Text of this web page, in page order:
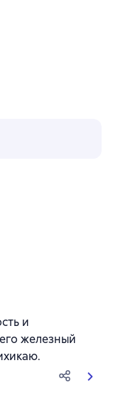
16 оценок
и
железный